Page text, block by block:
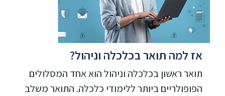
אז למה תואר בכלכלה וניהול?
תואר ראשון בכלכלה וניהול הוא אחד המסלולים
הפופולריים ביותר ללימודי כלכלה. התואר משלב